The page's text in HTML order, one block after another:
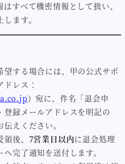
すべて機密情報として扱い、
ます。
望する場合には、甲の公式サポ
レス：
）宛に、件名「退会申
登録メールアドレスを明記の
えください。
後、 7営業日以内に退会処理
完了通知を送付します。